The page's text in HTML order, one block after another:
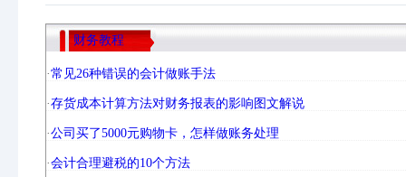
财务教程
·常见26种错误的会计做账手法
·存货成本计算方法对财务报表的影响图文解说
·公司买了5000元购物卡，怎样做账务处理
·会计合理避税的10个方法